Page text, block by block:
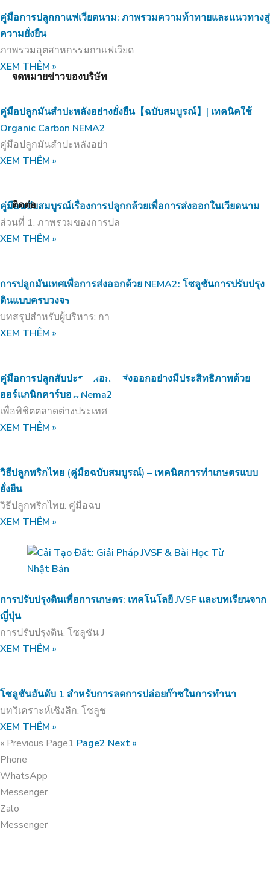
จดหมายข่าวของบริษัท
ติดต่อ
คู่มือการปลูกกาแฟเวียดนาม: ภาพรวมความท้าทายและแนวทางสู่
ความยั่งยืน
ภาพรวมอุตสาหกรรมกาแฟเวียด
XEM THÊM »
คู่มือปลูกมันสำปะหลังอย่างยั่งยืน【ฉบับสมบูรณ์】| เทคนิคใช้
Organic Carbon NEMA2
คู่มือปลูกมันสำปะหลังอย่า
XEM THÊM »
คู่มือฉบับสมบูรณ์เรื่องการปลูกกล้วยเพื่อการส่งออกในเวียดนาม
ส่วนที่ 1: ภาพรวมของการปล
XEM THÊM »
การปลูกมันเทศเพื่อการส่งออกด้วย NEMA2: โซลูชันการปรับปรุง
ดินแบบครบวงจร
บทสรุปสำหรับผู้บริหาร: กา
XEM THÊM »
คู่มือการปลูกสับปะรดเพื่อการส่งออกอย่างมีประสิทธิภาพด้วย
ออร์แกนิกคาร์บอน Nema2
เพื่อพิชิตตลาดต่างประเทศ
XEM THÊM »
วิธีปลูกพริกไทย (คู่มือฉบับสมบูรณ์) – เทคนิคการทำเกษตรแบบ
ยั่งยืน
วิธีปลูกพริกไทย: คู่มือฉบ
XEM THÊM »
การปรับปรุงดินเพื่อการเกษตร: เทคโนโลยี JVSF และบทเรียนจาก
ญี่ปุ่น
การปรับปรุงดิน: โซลูชัน J
XEM THÊM »
โซลูชันอันดับ 1 สำหรับการลดการปล่อยก๊าซในการทำนา
บทวิเคราะห์เชิงลึก: โซลูช
XEM THÊM »
« Previous Page1 Page2 Next »
Phone
WhatsApp
Messenger
Zalo
Messenger